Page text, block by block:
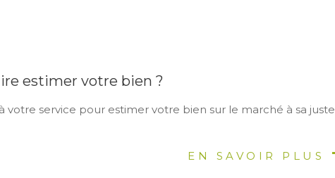
estimer votre bien ?
votre service pour estimer votre bien sur le marché à sa juste
EN SAVOIR PLUS